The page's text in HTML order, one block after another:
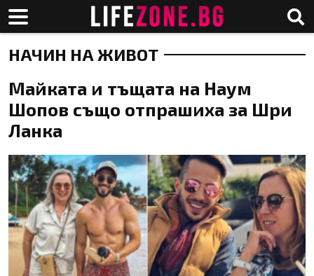
НАЧИН НА ЖИВОТ
Майката и тъщата на Наум
Шопов също отпрашиха за Шри
Ланка